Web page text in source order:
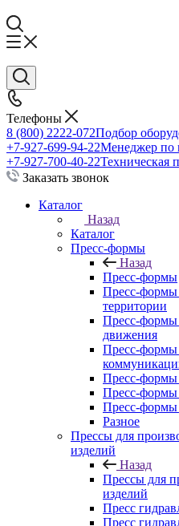
Телефоны
8 (800) 2222-072Подбор
+7-927-699-94-22Менеджер по
+7-927-700-40-22Техническая
Заказать звонок
Каталог
Назад
Каталог
Пресс-формы
Назад
Пресс-формы
Пресс-формы
территории
Пресс-формы
движения
Пресс-
Пресс-формы
Пресс-формы
Пресс-формы
Разное
Прессы для
изделий
Назад
Прессы для
изделий
Пресс
Пресс